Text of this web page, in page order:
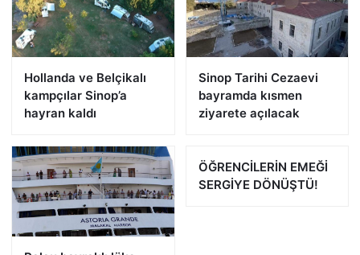
Hollanda ve Belçikalı
kampçılar Sinop’a
hayran kaldı
Sinop Tarihi Cezaevi
bayramda kısmen
ziyarete açılacak
ÖĞRENCİLERİN EMEĞİ
SERGİYE DÖNÜŞTÜ!